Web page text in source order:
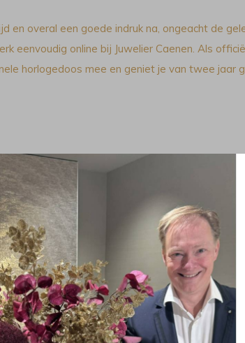
en overal een goede indruk na, ongeacht de
eenvoudig online bij Juwelier Caenen. Als
horlogedoos mee en geniet je van twee jaar